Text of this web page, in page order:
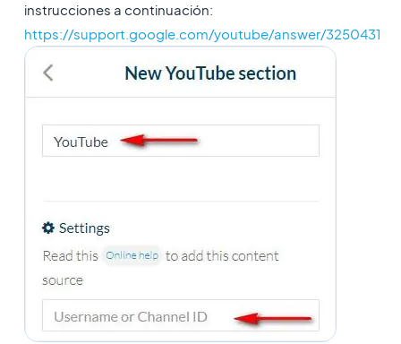
instrucciones a continuación:
https://support.google.com/youtube/answer/3250431